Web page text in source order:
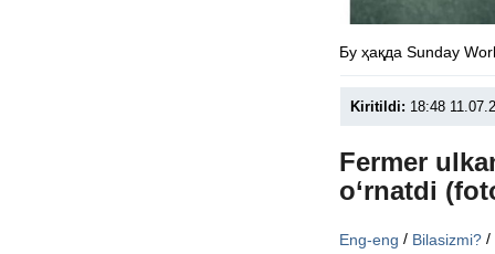
Бу ҳақда Sunday
Kiritildi: 18:48
Fermer
o‘rnatdi
Eng-eng / Bilasizmi? /